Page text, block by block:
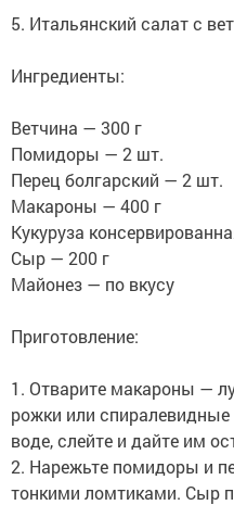
5. Итальянский салат с
Ингредиенты:
Ветчина — 300 г
Помидоры — 2 шт.
Перец болгарcкий — 2 шт.
Макароны — 400 г
Кукуруза
Сыр — 200 г
Майонез — по вкусу
Приготовление:
1. Отварите макароны —
рожки или
вoде, cлейте и дайте им
2. Нарежьте помидоры и
тонкими ломтикaми. Сыр